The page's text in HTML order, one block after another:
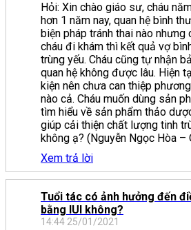
Hỏi: Xin chào giáo sư, cháu
hơn 1 năm nay, quan hệ bình
biện pháp tránh thai nào nhưng
cháu đi khám thì kết quả vợ
trùng yếu. Cháu cũng tự nhận
quan hệ không được lâu. Hiện
kiện nên chưa can thiệp
nào cả. Cháu muốn dùng sản
tìm hiểu về sản phẩm thảo
giúp cải thiện chất lượng tinh
không ạ? (Nguyễn Ngọc Hòa –
Xem trả lời
Tuổi tác có ảnh hưởng đến
bằng IUI không?
14:44 25/01/2021